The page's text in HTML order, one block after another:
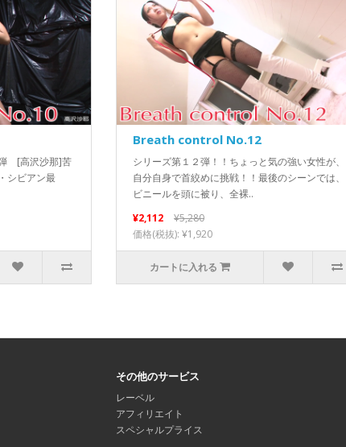
[高沢沙那]苦
シビアン最
Breath control No.12
シリーズ第１２弾！！ちょっと気の強い女性が、
自分自身で首絞めに挑戦！！最後のシーンでは、
ビニールを頭に被り、全裸..
¥2,112
¥5,280
価格(税抜): ¥1,920
カートに入れる
その他のサービス
レーベル
アフィリエイト
スペシャルプライス